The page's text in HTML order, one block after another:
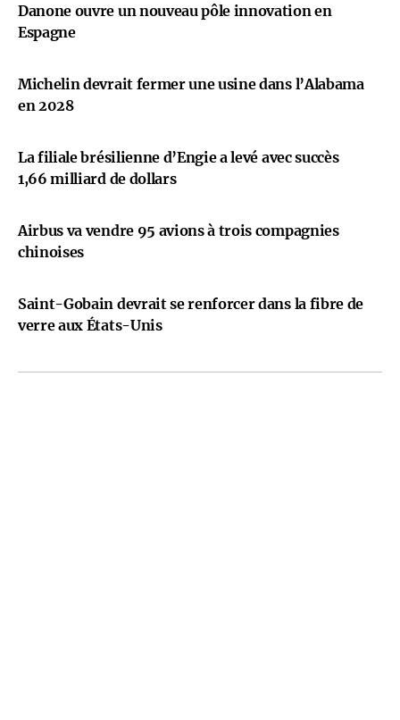
Danone ouvre un nouveau pôle innovation en
Espagne
Michelin devrait fermer une usine dans l’Alabama
en 2028
La filiale brésilienne d’Engie a levé avec succès
1,66 milliard de dollars
Airbus va vendre 95 avions à trois compagnies
chinoises
Saint-Gobain devrait se renforcer dans la fibre de
verre aux États-Unis